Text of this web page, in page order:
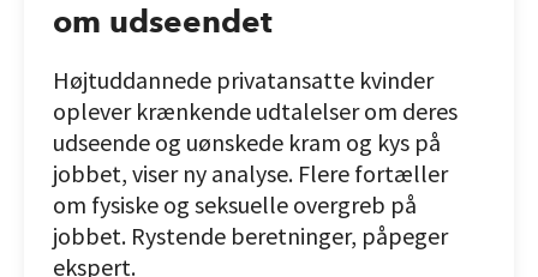
om udseendet
Højtuddannede privatansatte kvinder
oplever krænkende udtalelser om deres
udseende og uønskede kram og kys på
jobbet, viser ny analyse. Flere fortæller
om fysiske og seksuelle overgreb på
jobbet. Rystende beretninger, påpeger
ekspert.